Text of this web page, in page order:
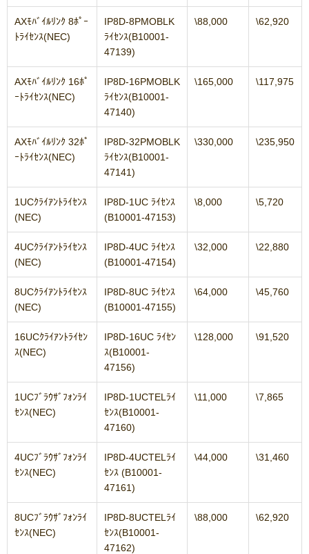
AXﾓﾊﾞｲﾙﾘﾝｸ 8ﾎﾟｰ
ﾄﾗｲｾﾝｽ(NEC)
IP8D-8PMOBLK
ﾗｲｾﾝｽ(B10001-
47139)
\88,000 \62,920
AXﾓﾊﾞｲﾙﾘﾝｸ 16ﾎﾟ
ｰﾄﾗｲｾﾝｽ(NEC)
IP8D-16PMOBLK
ﾗｲｾﾝｽ(B10001-
47140)
\165,000 \117,975
AXﾓﾊﾞｲﾙﾘﾝｸ 32ﾎﾟ
ｰﾄﾗｲｾﾝｽ(NEC)
IP8D-32PMOBLK
ﾗｲｾﾝｽ(B10001-
47141)
\330,000 \235,950
1UCｸﾗｲｱﾝﾄﾗｲｾﾝｽ
(NEC)
IP8D-1UC ﾗｲｾﾝｽ
(B10001-47153)
\8,000 \5,720
4UCｸﾗｲｱﾝﾄﾗｲｾﾝｽ
(NEC)
IP8D-4UC ﾗｲｾﾝｽ
(B10001-47154)
\32,000 \22,880
8UCｸﾗｲｱﾝﾄﾗｲｾﾝｽ
(NEC)
IP8D-8UC ﾗｲｾﾝｽ
(B10001-47155)
\64,000 \45,760
16UCｸﾗｲｱﾝﾄﾗｲｾﾝ
ｽ(NEC)
IP8D-16UC ﾗｲｾﾝ
ｽ(B10001-
47156)
\128,000 \91,520
1UCﾌﾞﾗｳｻﾞﾌｫﾝﾗｲ
ｾﾝｽ(NEC)
IP8D-1UCTELﾗｲ
ｾﾝｽ(B10001-
47160)
\11,000 \7,865
4UCﾌﾞﾗｳｻﾞﾌｫﾝﾗｲ
ｾﾝｽ(NEC)
IP8D-4UCTELﾗｲ
ｾﾝｽ (B10001-
47161)
\44,000 \31,460
8UCﾌﾞﾗｳｻﾞﾌｫﾝﾗｲ
ｾﾝｽ(NEC)
IP8D-8UCTELﾗｲ
ｾﾝｽ(B10001-
47162)
\88,000 \62,920